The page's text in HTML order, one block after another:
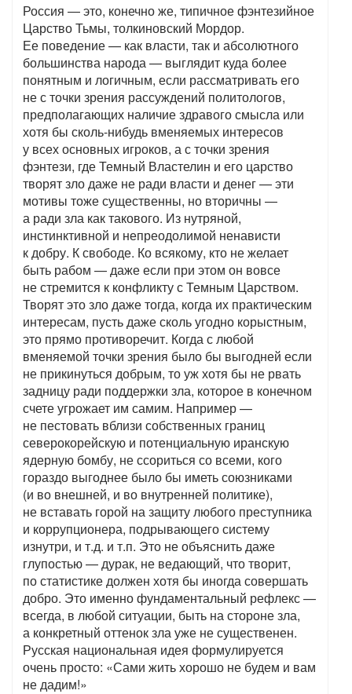
Россия — это, конечно же, типичное фэнтезийное
Царство Тьмы, толкиновский Мордор.
Ее поведение — как власти, так и абсолютного
большинства народа — выглядит куда более
понятным и логичным, если рассматривать его
не с точки зрения рассуждений политологов,
предполагающих наличие здравого смысла или
хотя бы сколь-нибудь вменяемых интересов
у всех основных игроков, а с точки зрения
фэнтези, где Темный Властелин и его царство
творят зло даже не ради власти и денег — эти
мотивы тоже существенны, но вторичны —
а ради зла как такового. Из нутряной,
инстинктивной и непреодолимой ненависти
к добру. К свободе. Ко всякому, кто не желает
быть рабом — даже если при этом он вовсе
не стремится к конфликту с Темным Царством.
Творят это зло даже тогда, когда их практическим
интересам, пусть даже сколь угодно корыстным,
это прямо противоречит. Когда с любой
вменяемой точки зрения было бы выгодней если
не прикинуться добрым, то уж хотя бы не рвать
задницу ради поддержки зла, которое в конечном
счете угрожает им самим. Например —
не пестовать вблизи собственных границ
северокорейскую и потенциальную иранскую
ядерную бомбу, не ссориться со всеми, кого
гораздо выгоднее было бы иметь союзниками
(и во внешней, и во внутренней политике),
не вставать горой на защиту любого преступника
и коррупционера, подрывающего систему
изнутри, и т.д. и т.п. Это не объяснить даже
глупостью — дурак, не ведающий, что творит,
по статистике должен хотя бы иногда совершать
добро. Это именно фундаментальный рефлекс —
всегда, в любой ситуации, быть на стороне зла,
а конкретный оттенок зла уже не существенен.
Русская национальная идея формулируется
очень просто: «Сами жить хорошо не будем и вам
не дадим!»